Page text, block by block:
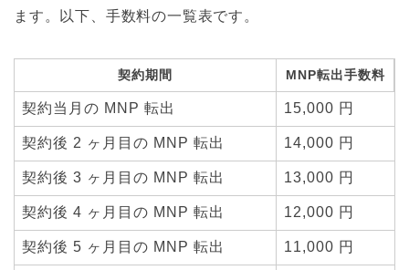
ます。以下、手数料の一覧表です。
契約期間 MNP転出手数料
契約当月の MNP 転出 15,000 円
契約後 2 ヶ月目の MNP 転出 14,000 円
契約後 3 ヶ月目の MNP 転出 13,000 円
契約後 4 ヶ月目の MNP 転出 12,000 円
契約後 5 ヶ月目の MNP 転出 11,000 円